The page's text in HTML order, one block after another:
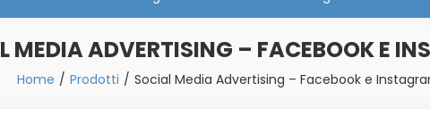
MEDIA ADVERTISING – FACEBOOK E
Home Prodotti Social Media Advertising – Facebook e